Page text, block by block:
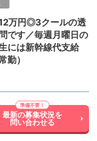
万円◎3クールの透
です／毎週月曜日の
には新幹線代支給
勤）
最新の募集状況を
問い合わせる